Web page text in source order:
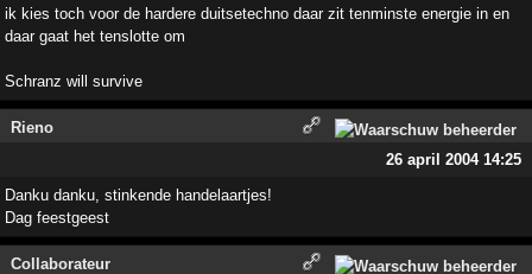
ik kies toch voor de hardere duitsetechno daar zit tenminste energie in en
daar gaat het tenslotte om
Schranz will survive
Rieno
26 april 2004 14:25
Danku danku, stinkende handelaartjes!
Dag feestgeest
Collaborateur